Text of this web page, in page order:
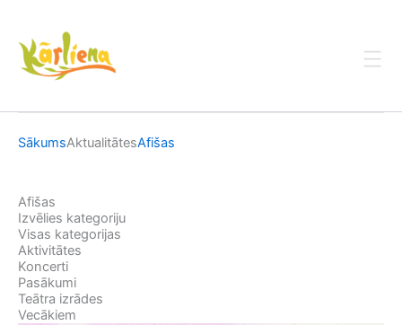
content
SākumsAktualitātesAfišas
Afišas
Izvēlies kategoriju
Visas kategorijas
Aktivitātes
Koncerti
Pasākumi
Teātra izrādes
Vecākiem